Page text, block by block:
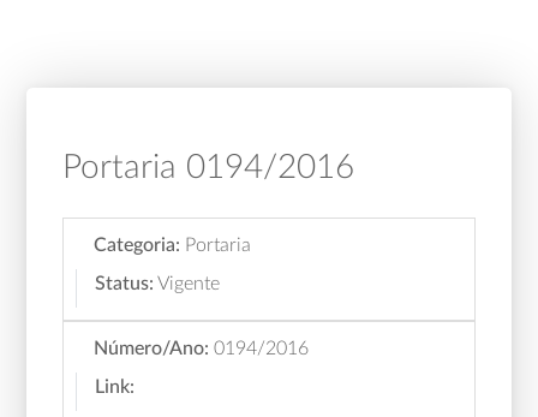
Portaria 0194/2016
Categoria: Portaria
Status: Vigente
Número/Ano: 0194/2016
Link: